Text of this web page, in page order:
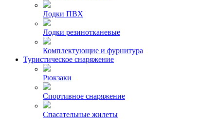
Лодки ПВХ
Лодки резинотканевые
Комплектующие и фурнитура
Туристическое снаряжение
Рюкзаки
Спортивное снаряжение
Спасательные жилеты